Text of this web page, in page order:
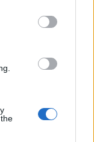
röda
sötpotatis